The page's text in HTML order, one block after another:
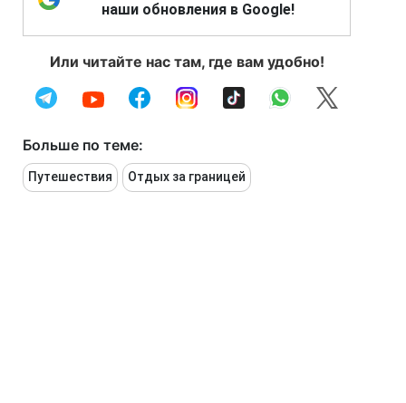
наши обновления в Google!
Или читайте нас там, где вам удобно!
Больше по теме:
Путешествия Отдых за границей